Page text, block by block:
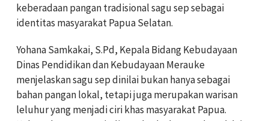
keberadaan pangan tradisional sagu sep sebagai
identitas masyarakat Papua Selatan.
Yohana Samkakai, S.Pd, Kepala Bidang Kebudayaan
Dinas Pendidikan dan Kebudayaan Merauke
menjelaskan sagu sep dinilai bukan hanya sebagai
bahan pangan lokal, tetapi juga merupakan warisan
leluhur yang menjadi ciri khas masyarakat Papua.